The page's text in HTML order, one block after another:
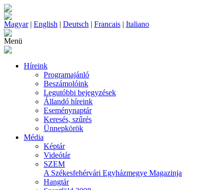
Magyar| English | Deutsch | Francais | Italiano
Menü
Híreink
Programajánló
Beszámolóink
Legutóbbi bejegyzések
Állandó híreink
Eseménynaptár
Keresés, szűrés
Ünnepkörök
Média
Képtár
Videótár
SZEM
A Székesfehérvári Egyházmegye Magazinja
Hangtár